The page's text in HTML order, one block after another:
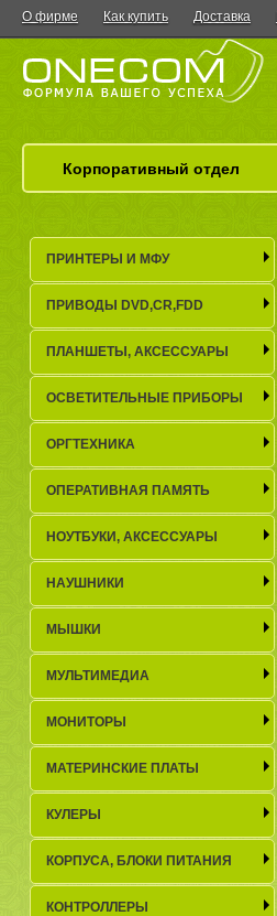
О фирме Как купить Доставка
Корпоративный отдел
ПРИНТЕРЫ И МФУ
ПРИВОДЫ DVD,CR,FDD
ПЛАНШЕТЫ, АКСЕСCУАРЫ
ОСВЕТИТЕЛЬНЫЕ ПРИБОРЫ
ОРГТЕХНИКА
ОПЕРАТИВНАЯ ПАМЯТЬ
НОУТБУКИ, АКСЕСCУАРЫ
НАУШНИКИ
МЫШКИ
МУЛЬТИМЕДИА
МОНИТОРЫ
МАТЕРИНСКИЕ ПЛАТЫ
КУЛЕРЫ
КОРПУСА, БЛОКИ ПИТАНИЯ
КОНТРОЛЛЕРЫ